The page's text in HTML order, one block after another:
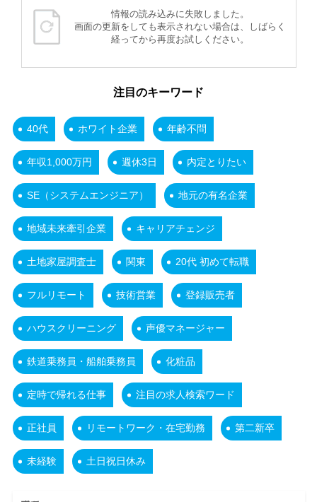
情報の読み込みに失敗しました。
画面の更新をしても表示されない場合は、しばらく
経ってから再度お試しください。
注目のキーワード
40代 ホワイト企業 年齢不問
年収1,000万円 週休3日 内定とりたい
SE（システムエンジニア） 地元の有名企業
地域未来牽引企業 キャリアチェンジ
土地家屋調査士 関東 20代 初めて転職
フルリモート 技術営業 登録販売者
ハウスクリーニング 声優マネージャー
鉄道乗務員・船舶乗務員 化粧品
定時で帰れる仕事 注目の求人検索ワード
正社員 リモートワーク・在宅勤務 第二新卒
未経験 土日祝日休み